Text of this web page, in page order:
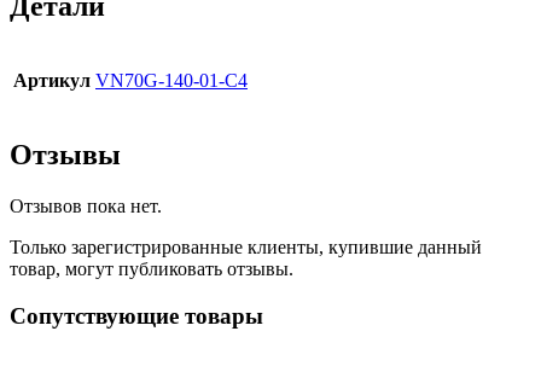
Детали
Артикул VN70G-140-01-C4
Отзывы
Отзывов пока нет.
Только зарегистрированные клиенты, купившие данный
товар, могут публиковать отзывы.
Сопутствующие товары